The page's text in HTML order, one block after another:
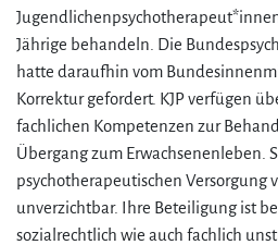
Jährige behandeln. Die
hatte daraufhin vom
Korrektur gefordert. KJP verfügen
fachlichen Kompetenzen zur
Übergang zum Erwachsenenleben.
psychotherapeutischen Versorgung
unverzichtbar. Ihre Beteiligung ist
sozialrechtlich wie auch fachlich